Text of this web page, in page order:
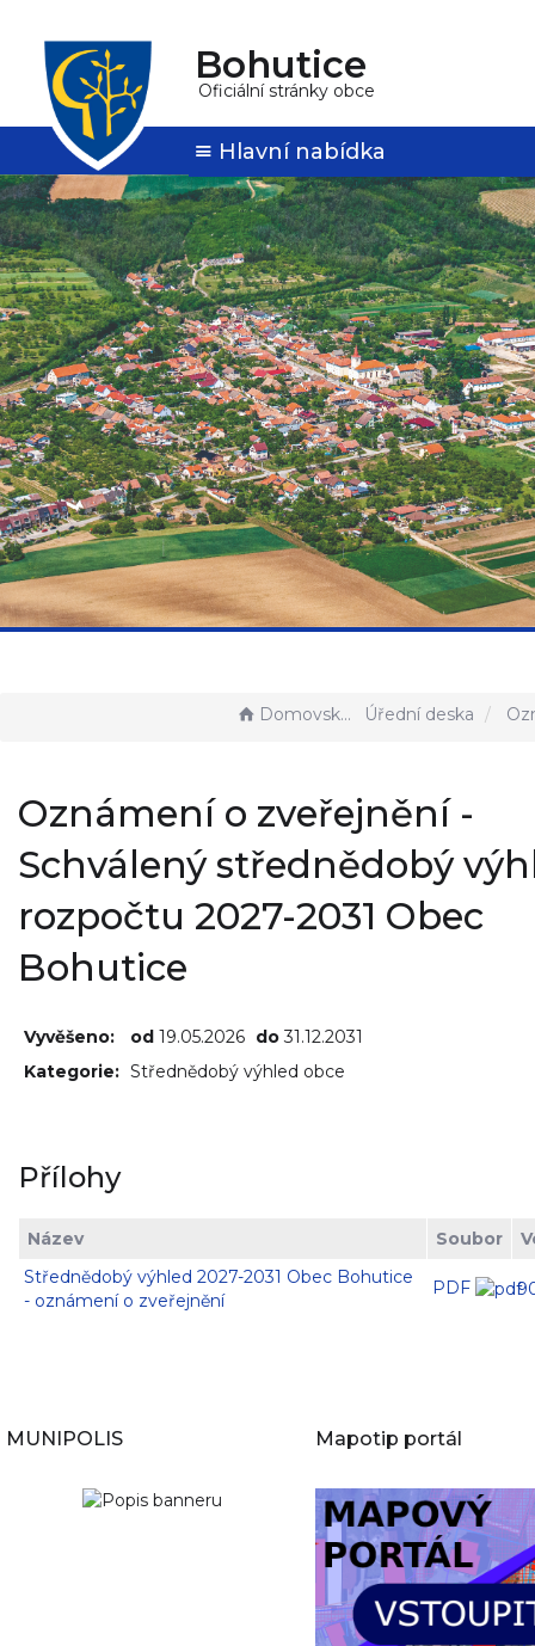
Bohutice
Oficiální stránky obce
Hlavní nabídka
Domovská stránka Úřední deska Oznámení o zveřejnění -
Oznámení o zveřejnění -
Schválený střednědobý
rozpočtu 2027-2031 Obec
Bohutice
Vyvěšeno: od 19.05.2026 do31.12.2031
Kategorie: Střednědobý výhled obce
Přílohy
Název Soubor
Střednědobý výhled 2027-2031 Obec Bohutice
- oznámení o zveřejnění
PDF
MUNIPOLIS Mapotip portál